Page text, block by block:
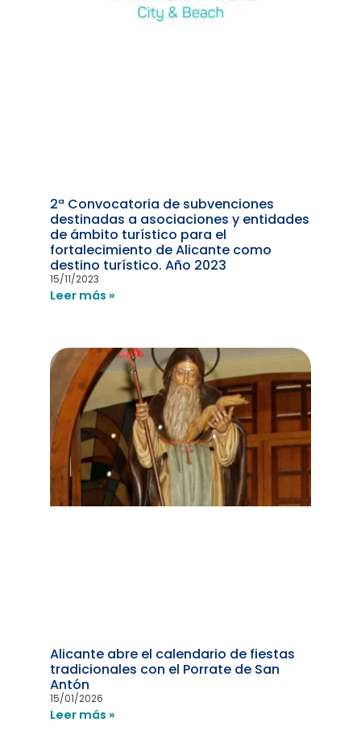
2ª Convocatoria de subvenciones
destinadas a asociaciones y entidades
de ámbito turístico para el
fortalecimiento de Alicante como
destino turístico. Año 2023
15/11/2023
Leer más »
Alicante abre el calendario de fiestas
tradicionales con el Porrate de San
Antón
15/01/2026
Leer más »